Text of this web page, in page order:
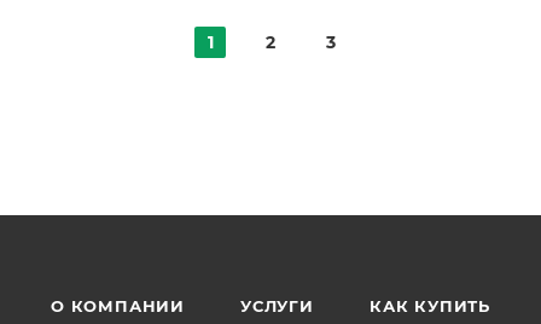
1 2 3
О КОМПАНИИ УСЛУГИ КАК КУПИТЬ